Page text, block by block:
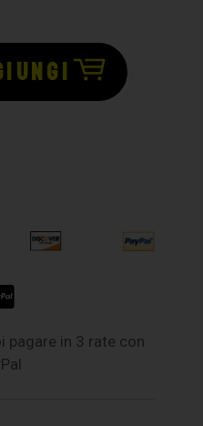
pagare in 3 rate con